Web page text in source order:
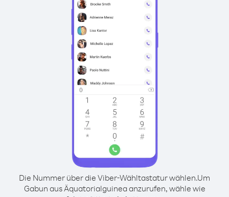
Die Nummer über die Viber-Wähltastatur wählen.Um
Gabun aus Äquatorialguinea anzurufen, wähle wie